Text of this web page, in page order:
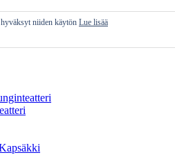
niiden käytön Lue lisää